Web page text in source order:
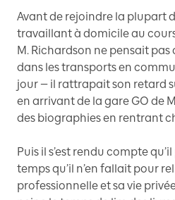
Avant de rejoindre la plupart
travaillant à domicile au
M. Richardson ne pensait pas
dans les transports en
jour — il rattrapait son retard
en arrivant de la gare GO de
des biographies en rentrant
Puis il s’est rendu compte
temps qu’il n’en fallait pour
professionnelle et sa vie